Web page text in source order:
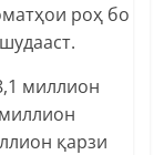
роҳ бо
миллион
қарзи